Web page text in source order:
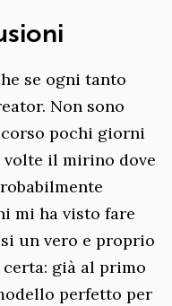
se ogni tanto
Non sono
pochi giorni
volte il mirino dove
mi ha visto fare
un vero e proprio
certa: già al primo
perfetto per